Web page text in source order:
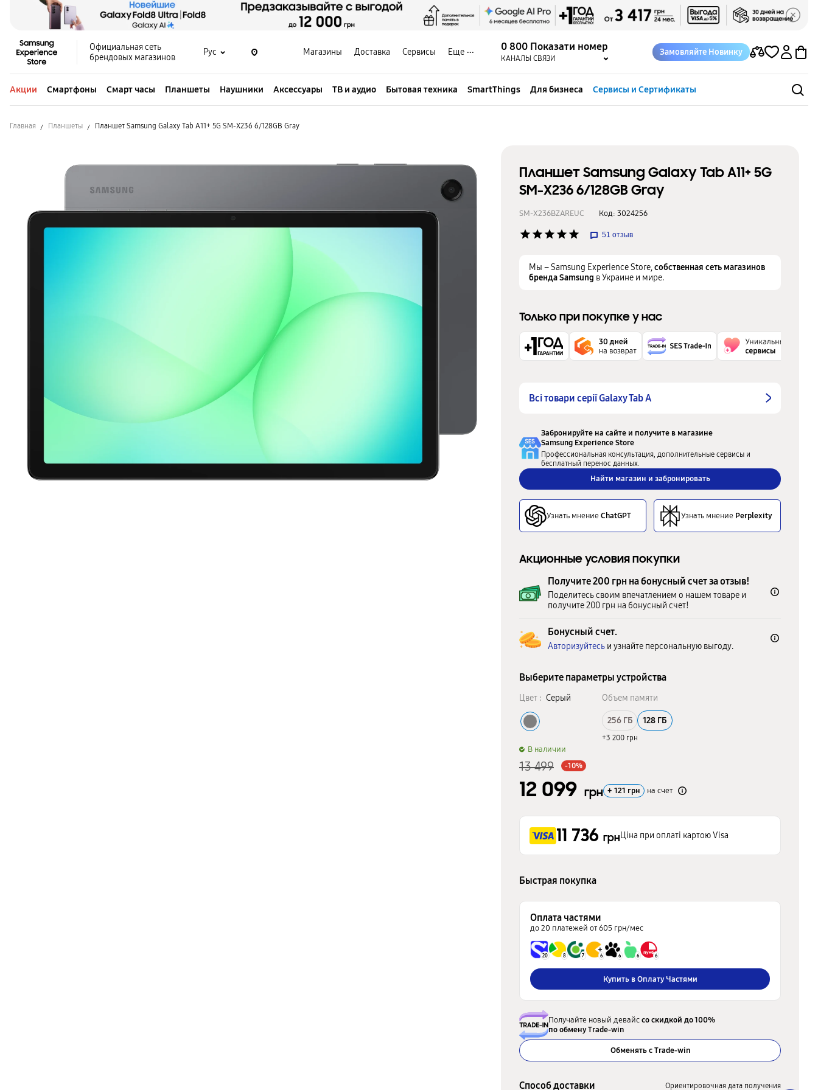
Официальная сеть
брендовых магазинов
Рус Магазины Доставка Сервисы Еще 0 800 Показати номер
КАНАЛЫ СВЯЗИ
Замовляйте Новинку
Акции Смартфоны Смарт часы Планшеты Наушники Аксессуары ТВ и аудио Бытовая техника SmartThings Для бизнеса Сервисы и Сертификаты
Главная Планшеты Планшет Samsung Galaxy Tab A11+ 5G SM-X236 6/128GB Gray
Планшет Samsung Galaxy Tab A11+ 5G
SM-X236 6/128GB Gray
SM-X236BZAREUC Код: 3024256
star star star star star 51 отзыв
Мы – Samsung Experience Store,собственная сеть магазинов
бренда Samsung в Украине и мире.
Только при покупке у нас
Всі товари серії Galaxy Tab A
Забронируйте на сайте и получите в магазине
Samsung Experience Store
Профессиональная консультация, дополнительные сервисы и
бесплатный перенос данных.
Найти магазин и забронировать
Узнать мнениеChatGPT Узнать мнение Perplexity
Акционные условия покупки
Получите 200 грн на бонусный счет за отзыв!
Поделитесь своим впечатлением о нашем товаре и
получите 200 грн на бонусный счет!
Бонусный счет.
Авторизуйтесь и узнайте персональную выгоду.
Выберите параметры устройства
Цвет : Серый Объем памяти
256 ГБ
+3 200 грн
128 ГБ
B наличии
13 499 -10%
12 099 грн + 121 грн на счет
11 736 грнЦіна при оплаті картою Visa
Быстрая покупка
Оплата частями
до 20 платежей от 605 грн/мес
20 8 7 6 6 6 6
Купить в Оплату Частями
Получайте новый девайссо скидкой до 100%
по обмену Trade-win
Обменять с Trade-win
Способ доставки Ориентировочная дата получения